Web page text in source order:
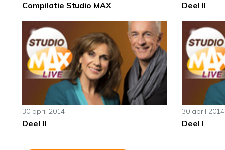
Compilatie Studio MAX Deel II
30 april 2014
Deel II
30 april 2014
Deel I